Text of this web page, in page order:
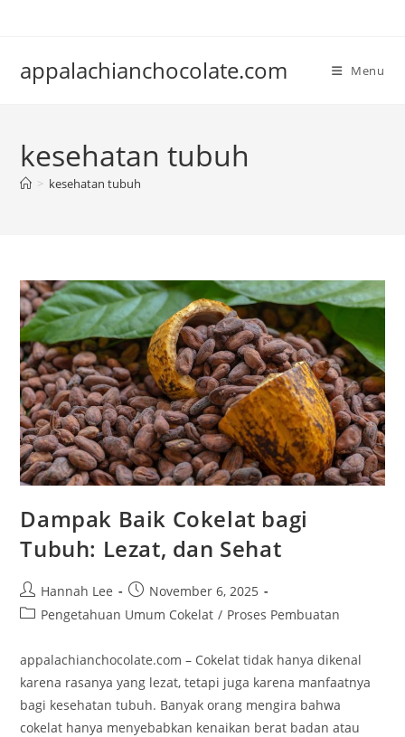
appalachianchocolate.com Menu
kesehatan tubuh
> kesehatan tubuh
Dampak Baik Cokelat bagi
Tubuh: Lezat, dan Sehat
Post
author:
Hannah Lee
Post
published:
November 6, 2025
PostPengetahuan Umum Cokelat / Proses Pembuatan
appalachianchocolate.com – Cokelat tidak hanya dikenal
karena rasanya yang lezat, tetapi juga karena manfaatnya
bagi kesehatan tubuh. Banyak orang mengira bahwa
cokelat hanya menyebabkan kenaikan berat badan atau